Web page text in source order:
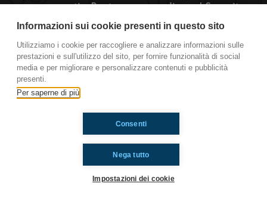
vacanza gratis. Basta avere un divano! Scoprite
perché nella nostra puntata!
#OkkinSu www.radioimmaginaria.it
Sarnano
Ti è piaciuto? Condividilo!
Informazioni sui cookie presenti in questo sito
Utilizziamo i cookie per raccogliere e analizzare informazioni sulle
prestazioni e sull'utilizzo del sito, per fornire funzionalità di social
media e per migliorare e personalizzare contenuti e pubblicità
presenti.
Per saperne di più
Nega tutto
Consenti
Impostazioni dei cookie